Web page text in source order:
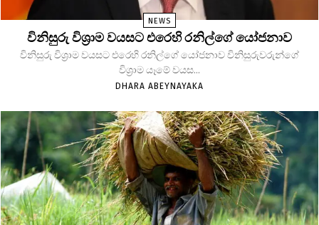
NEWS
විනිසුරු විශ්‍රාම වයසට එරෙහි රනිල්ගේ යෝජනාව
විනිසුරු විශ්‍රාම වයසට එරෙහි රනිල්ගේ යෝජනාව විනිසුරුවරුන්ගේ
විශ්‍රාම යෑමේ වයස...
DHARA ABEYNAYAKA